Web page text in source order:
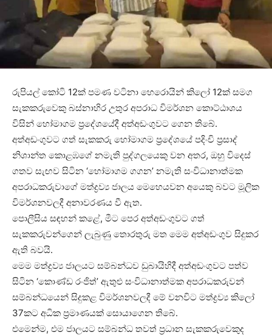
රුපියල් කෝටි 12ක් පමණ වටිනා හෙරොයින් කිලෝ 12ක් සමග
සැකකරුවෙකු බස්නාහිර උතුර අපරාධ විමර්ශන කොට්ඨාශය
විසින් හෝමාගම ප්‍රදේශයේදී අත්අඩංගුවට ගෙන තිබේ.
අත්අඩංගුවට ගත් සැකකරු හෝමාගම ප්‍රදේශයේ පදිංචි ප්‍රසාද්
නිශාන්ත කොළඹගේ නමැති පුද්ගලයෙකු වන අතර, ඔහු විදෙස්
ගතව සැඟව සිටින ‘හෝමාගම ගගන’ නමැති සංවිධානාත්මක
අපරාධකරුවාගේ මත්ද්‍රව්‍ය ජාලය මෙහෙයවන අයෙකු බවට මූලික
විමර්ශනවලදී අනාවරණය වී ඇත.
පොලීසිය සඳහන් කළේ, මීට පෙර අත්අඩංගුවට ගත්
සැකකරුවන්ගෙන් ලැබුණු තොරතුරු මත මෙම අත්අඩංගුව සිදුකර
ඇති බවයි.
මෙම මත්ද්‍රව්‍ය ජාලයට සම්බන්ධව ඩුබායිහිදී අත්අඩංගුවට පත්ව
සිටින ‘කොණ්ඩ රංජිත්’ ඇතුළු සංවිධානාත්මක අපරාධකරුවන්
සම්බන්ධයෙන් සිදුකළ විමර්ශනවලදී මේ වනවිට මත්ද්‍රව්‍ය කිලෝ
37කට අධික ප්‍රමාණයක් සොයාගෙන තිබේ.
එමෙන්ම, එම ජාලයට සම්බන්ධ තවත් ප්‍රධාන සැකකරුවෙකුද